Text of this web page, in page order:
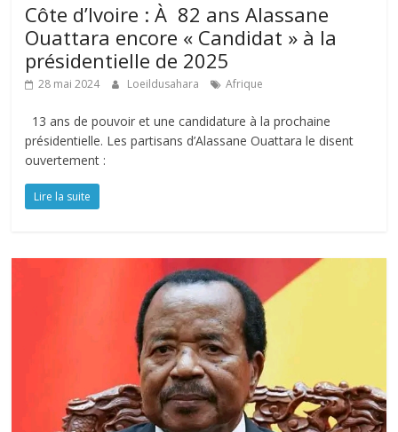
Côte d’Ivoire : À 82 ans Alassane
Ouattara encore « Candidat » à la
présidentielle de 2025
28 mai 2024 Loeildusahara Afrique
13 ans de pouvoir et une candidature à la prochaine
présidentielle. Les partisans d’Alassane Ouattara le disent
ouvertement :
Lire la suite